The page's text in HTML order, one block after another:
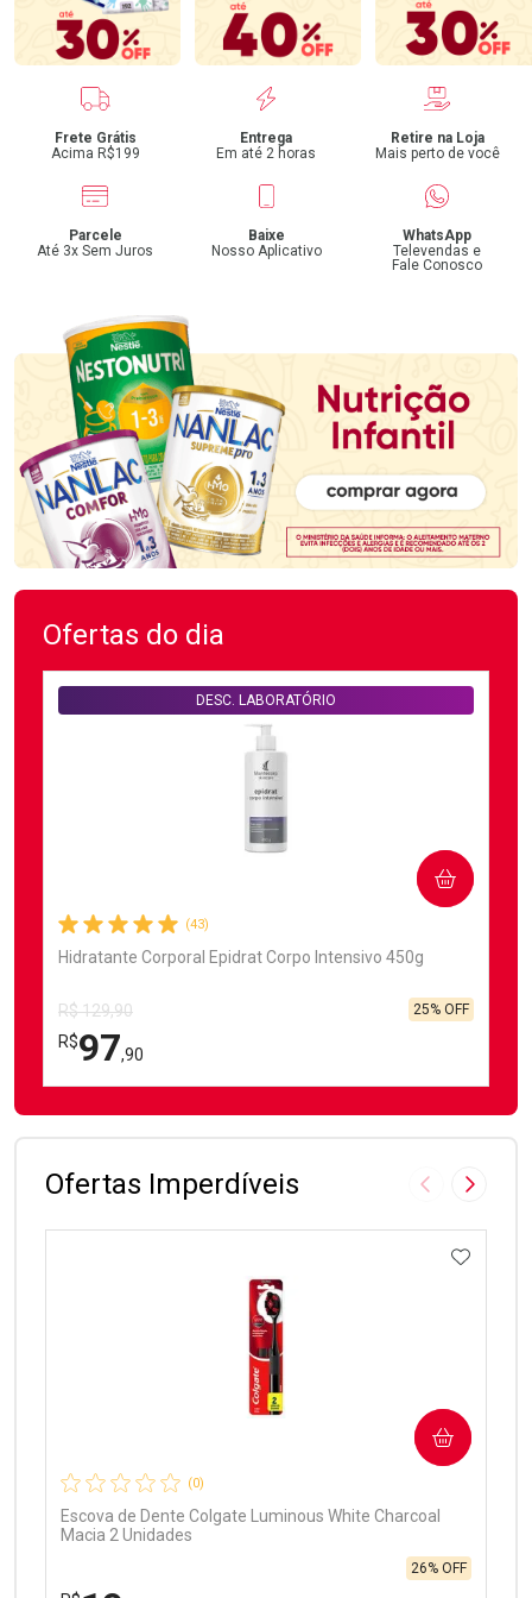
Benefícios
Frete Grátis
Acima R$199
Entrega
Em até 2 horas
Retire na Loja
Mais perto de você
Parcele
Até 3x Sem Juros
Baixe
Nosso Aplicativo
WhatsApp
Televendas e
Fale Conosco
Ofertas do dia
(43)
Hidratante Corporal Epidrat Corpo Intensivo 450g
DESC. LABORATÓRIO
R$ 129,90
R$97,90
25% OFF
COMPRAR
FECHAR
FECHAR
Ofertas Imperdíveis Imagem
(0)
Escova de Dente Colgate Luminous White Charcoal
Macia 2 Unidades
26% OFF
COMPRAR